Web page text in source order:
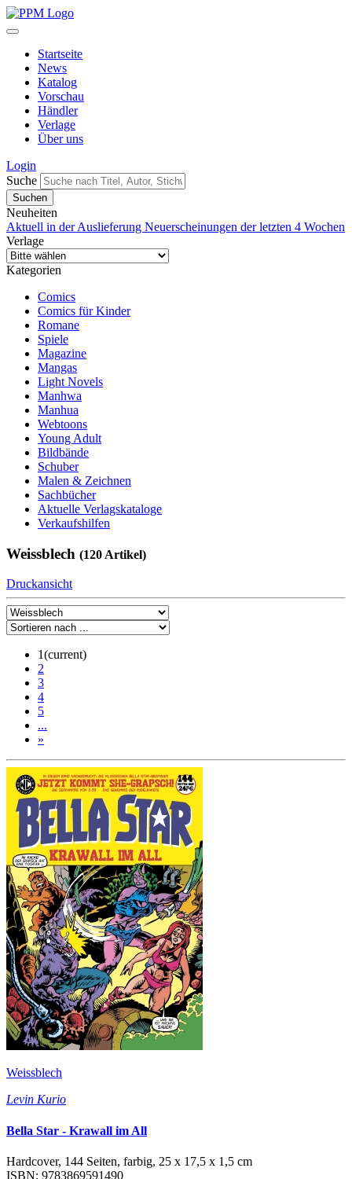
Startseite
News
Katalog
Vorschau
Händler
Verlage
Über uns
Login
Suche
Neuheiten
Aktuell in der Auslieferung Neuerscheinungen der letzten 4 Wochen
Verlage
Kategorien
Comics
Comics für Kinder
Romane
Spiele
Magazine
Mangas
Light Novels
Manhwa
Manhua
Webtoons
Young Adult
Bildbände
Schuber
Malen & Zeichnen
Sachbücher
Aktuelle Verlagskataloge
Verkaufshilfen
Weissblech (120 Artikel)
Druckansicht
1(current)
2
3
4
5
...
»
Weissblech
Levin Kurio
Bella Star - Krawall im All
Hardcover, 144 Seiten, farbig, 25 x 17,5 x 1,5 cm
ISBN: 9783869591490